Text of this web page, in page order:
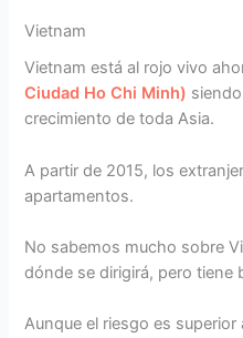
Vietnam
Vietnam está al rojo vivo
Ciudad Ho Chi Minh)
crecimiento de toda Asia.
A partir de 2015, los
apartamentos.
No sabemos mucho sobre
dónde se dirigirá, pero tiene
Aunque el riesgo es